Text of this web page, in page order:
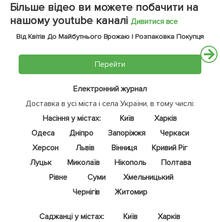
Більше відео ви можете побачити на
нашому youtube каналі Дивитися все
Від Квітів До Майбутнього Врожаю | Розпаковка Покупця
Перейти
Електронний журнал
Доставка в усі міста і села України, в тому числі:
Насіння у містах:
Київ
Харків
Одеса
Дніпро Запоріжжя
Черкаси
Херсон
Львів Вінниця
Кривий Ріг
Луцьк
Миколаїв Нікополь
Полтава
Рівне
Суми
Хмельницький
Чернігів
Житомир
Саджанці у містах: Київ
Харків